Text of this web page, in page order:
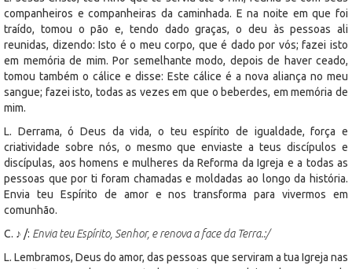
companheiros e companheiras da caminhada. E na noite em que foi
traído, tomou o pão e, tendo dado graças, o deu às pessoas ali
reunidas, dizendo: Isto é o meu corpo, que é dado por vós; fazei isto
em memória de mim. Por semelhante modo, depois de haver ceado,
tomou também o cálice e disse: Este cálice é a nova aliança no meu
sangue; fazei isto, todas as vezes em que o beberdes, em memória de
mim.
L. Derrama, ó Deus da vida, o teu espírito de igualdade, força e
criatividade sobre nós, o mesmo que enviaste a teus discípulos e
discípulas, aos homens e mulheres da Reforma da Igreja e a todas as
pessoas que por ti foram chamadas e moldadas ao longo da história.
Envia teu Espírito de amor e nos transforma para vivermos em
comunhão.
C. ♪ /: Envia teu Espírito, Senhor, e renova a face da Terra.:/
L. Lembramos, Deus do amor, das pessoas que serviram a tua Igreja nas